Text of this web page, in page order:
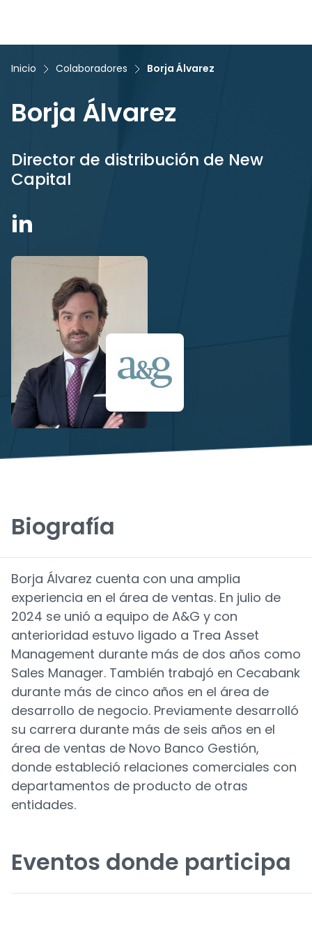
Inicio Colaboradores Borja Álvarez
Borja Álvarez
Director de distribución de New
Capital
Biografía
Borja Álvarez cuenta con una amplia
experiencia en el área de ventas. En julio de
2024 se unió a equipo de A&G y con
anterioridad estuvo ligado a Trea Asset
Management durante más de dos años como
Sales Manager. También trabajó en Cecabank
durante más de cinco años en el área de
desarrollo de negocio. Previamente desarrolló
su carrera durante más de seis años en el
área de ventas de Novo Banco Gestión,
donde estableció relaciones comerciales con
departamentos de producto de otras
entidades.
Eventos donde participa